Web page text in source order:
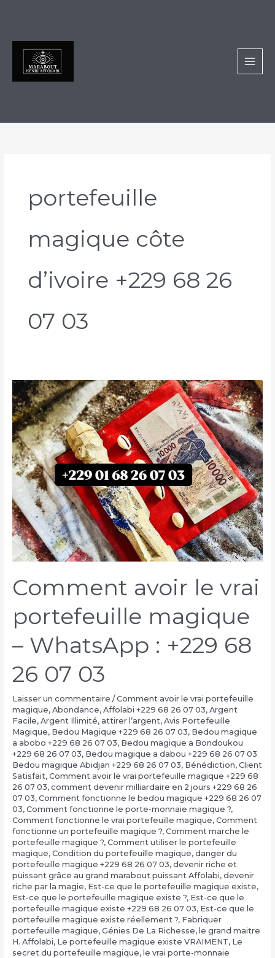
portefeuille
magique côte
d’ivoire +229 68 26
07 03
Comment avoir le vrai
portefeuille magique
– WhatsApp : +229 68
26 07 03
Laisser un commentaire /Comment avoir le vrai portefeuille
magique, Abondance, Affolabi +229 68 26 07 03, Argent
Facile, Argent Illimité, attirer l’argent, Avis Portefeuille
Magique, Bedou Magique +229 68 26 07 03, Bedou magique
a abobo +229 68 26 07 03, Bedou magique a Bondoukou
+229 68 26 07 03, Bedou magique a dabou +229 68 26 07 03
Bedou magique Abidjan +229 68 26 07 03, Bénédiction, Client
Satisfait, Comment avoir le vrai portefeuille magique +229 68
26 07 03, comment devenir milliardaire en 2 jours +229 68 26
07 03, Comment fonctionne le bedou magique +229 68 26 07
03, Comment fonctionne le porte-monnaie magique ?,
Comment fonctionne le vrai portefeuille magique, Comment
fonctionne un portefeuille magique ?, Comment marche le
portefeuille magique ?, Comment utiliser le portefeuille
magique, Condition du portefeuille magique, danger du
portefeuille magique +229 68 26 07 03, devenir riche et
puissant grâce au grand marabout puissant Affolabi, devenir
riche par la magie, Est-ce que le portefeuille magique existe,
Est-ce que le portefeuille magique existe ?, Est-ce que le
portefeuille magique existe +229 68 26 07 03, Est-ce que le
portefeuille magique existe réellement ?, Fabriquer
portefeuille magique, Génies De La Richesse, le grand maitre
H. Affolabi, Le portefeuille magique existe VRAIMENT, Le
secret du portefeuille magique, le vrai porte-monnaie